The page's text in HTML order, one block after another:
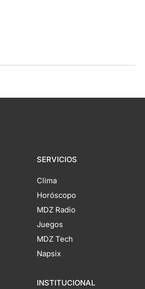
SERVICIOS
Clima
Horóscopo
MDZ Radio
Juegos
MDZ Tech
Napsix
INSTITUCIONAL